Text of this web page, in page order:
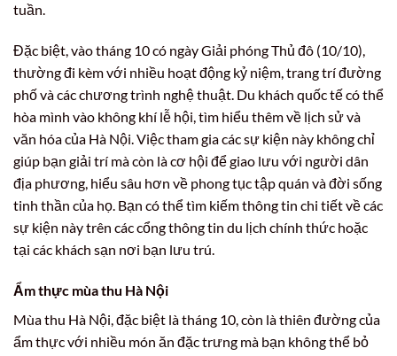
tuần.
Đặc biệt, vào tháng 10 có ngày Giải phóng Thủ đô (10/10),
thường đi kèm với nhiều hoạt động kỷ niệm, trang trí đường
phố và các chương trình nghệ thuật. Du khách quốc tế có thể
hòa mình vào không khí lễ hội, tìm hiểu thêm về lịch sử và
văn hóa của Hà Nội. Việc tham gia các sự kiện này không chỉ
giúp bạn giải trí mà còn là cơ hội để giao lưu với người dân
địa phương, hiểu sâu hơn về phong tục tập quán và đời sống
tinh thần của họ. Bạn có thể tìm kiếm thông tin chi tiết về các
sự kiện này trên các cổng thông tin du lịch chính thức hoặc
tại các khách sạn nơi bạn lưu trú.
Ẩm thực mùa thu Hà Nội
Mùa thu Hà Nội, đặc biệt là tháng 10, còn là thiên đường của
ẩm thực với nhiều món ăn đặc trưng mà bạn không thể bỏ